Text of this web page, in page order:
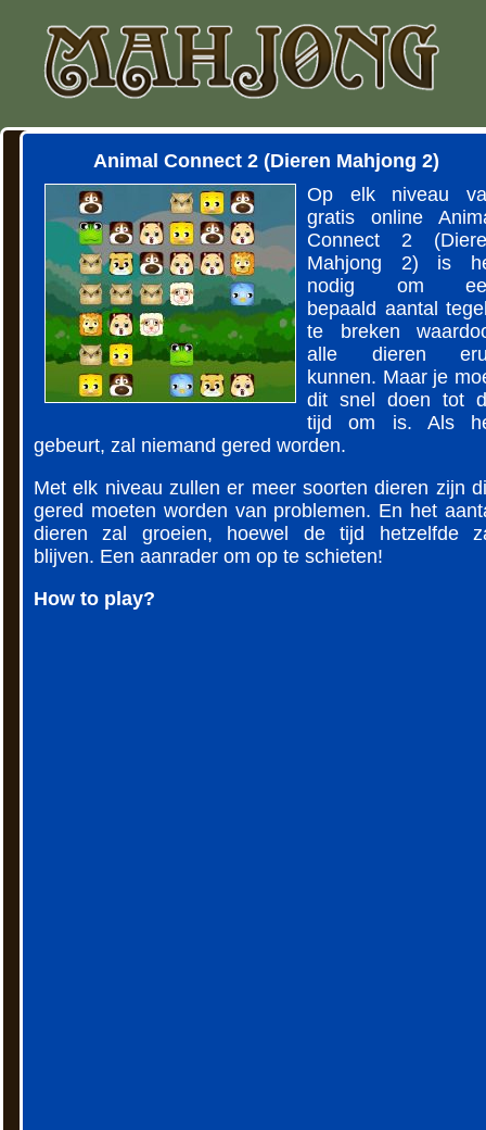
Animal Connect 2 (Dieren Mahjong 2)
Op elk niveau
gratis online
Connect 2
Mahjong 2) is
nodig om
bepaald aantal
te breken
alle dieren
kunnen. Maar je
dit snel doen tot
tijd om is. Als
gebeurt, zal niemand gered worden.
Met elk niveau zullen er meer soorten dieren zijn
gered moeten worden van problemen. En het
dieren zal groeien, hoewel de tijd hetzelfde
blijven. Een aanrader om op te schieten!
How to play?